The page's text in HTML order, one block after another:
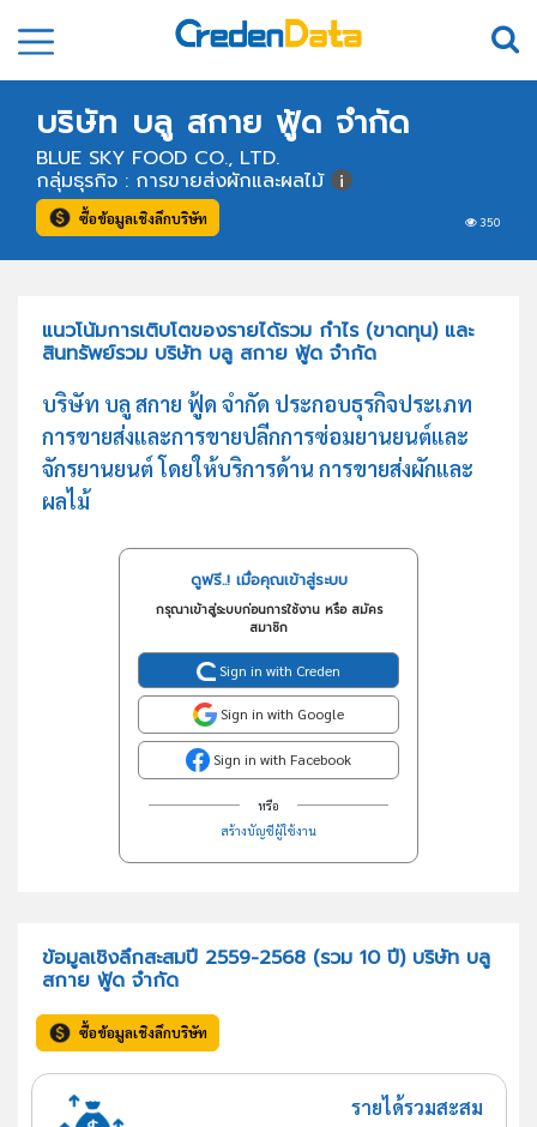
บริษัท บลู สกาย ฟู้ด จำกัด
BLUE SKY FOOD CO., LTD.
350
กลุ่มธุรกิจ : การขายส่งผักและผลไม้
ซื้อข้อมูลเชิงลึกบริษัท
แนวโน้มการเติบโตของรายได้รวม กำไร (ขาดทุน) และ
สินทรัพย์รวม บริษัท บลู สกาย ฟู้ด จำกัด
บริษัท บลู สกาย ฟู้ด จำกัด ประกอบธุรกิจประเภท
การขายส่งและการขายปลีกการซ่อมยานยนต์และ
จักรยานยนต์ โดยให้บริการด้าน การขายส่งผักและ
ผลไม้
ดูฟรี..! เมื่อคุณเข้าสู่ระบบ
กรุณาเข้าสู่ระบบก่อนการใช้งาน หรือ สมัคร
สมาชิก
Sign in with Creden
Sign in with Google
Sign in with Facebook
หรือ
สร้างบัญชีผู้ใช้งาน
ข้อมูลเชิงลึกสะสมปี 2559-2568 (รวม 10 ปี) บริษัท บลู
สกาย ฟู้ด จำกัด
ซื้อข้อมูลเชิงลึกบริษัท
รายได้รวมสะสม